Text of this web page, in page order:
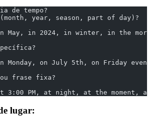
de tempo?
(month, year, season, part of day)?
May, in 2024, in winter, in the
Monday, on July 5th, on Friday
frase fixa?
3:00 PM, at night, at the moment,
lugar: